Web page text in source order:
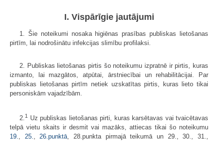
I. Vispārīgie jautājumi
1. Šie noteikumi nosaka higiēnas prasības publiskas lietošanas
pirtīm, lai nodrošinātu infekcijas slimību profilaksi.
2. Publiskas lietošanas pirtis šo noteikumu izpratnē ir pirtis, kuras
izmanto, lai mazgātos, atpūtai, ārstniecībai un rehabilitācijai. Par
publiskas lietošanas pirtīm netiek uzskatītas pirtis, kuras lieto tikai
personiskām vajadzībām.
2.1
Uz publiskas lietošanas pirti, kuras karsētavas vai tvaicētavas
telpā vietu skaits ir desmit vai mazāks, attiecas tikai šo noteikumu
19., 25.,26.punktā, 28.punkta pirmajā teikumā un 29., 30., 31.,